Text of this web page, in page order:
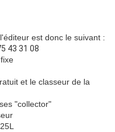
est donc le suivant :
43 31 08
et le classeur de la
"collector"